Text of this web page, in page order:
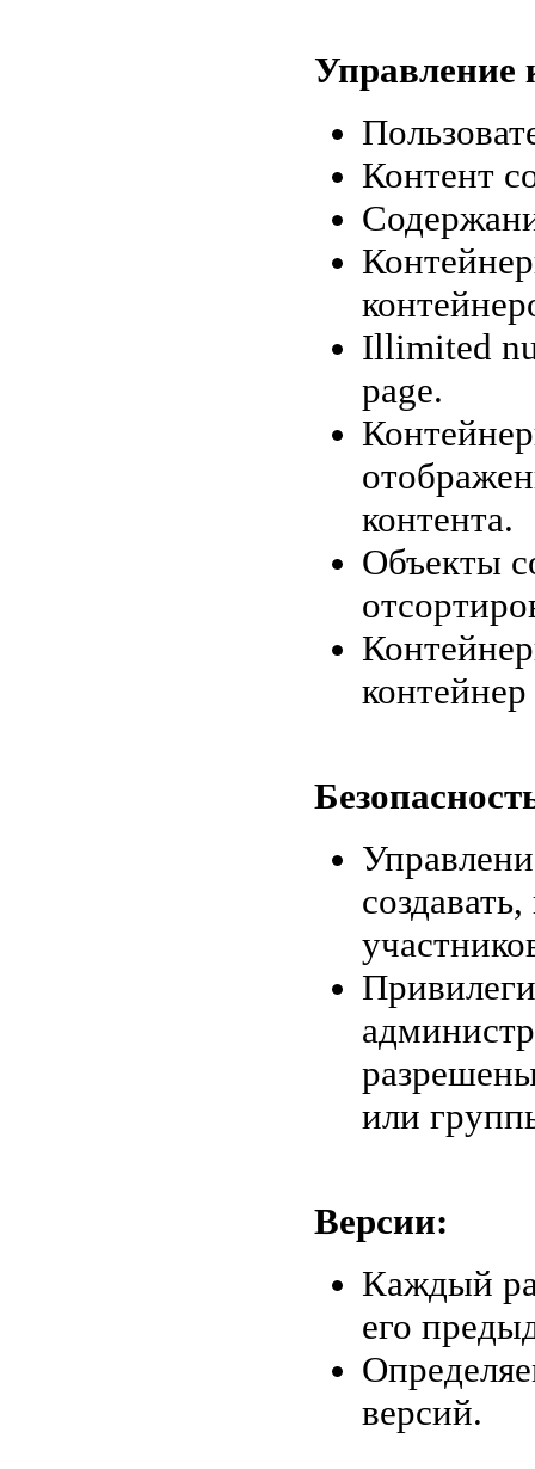
Управление
Контент
Illimited
page.
контента.
Объекты
или
Версии:
Каждый
его
версий.